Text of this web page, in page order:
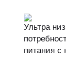
Ультра
питания с